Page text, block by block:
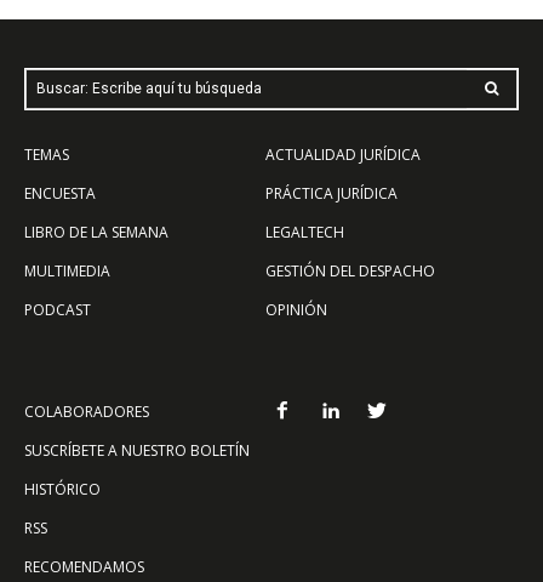
Buscar: Escribe aquí tu búsqueda
TEMAS
ENCUESTA
LIBRO DE LA SEMANA
MULTIMEDIA
PODCAST
ACTUALIDAD JURÍDICA
PRÁCTICA JURÍDICA
LEGALTECH
GESTIÓN DEL DESPACHO
OPINIÓN
COLABORADORES
SUSCRÍBETE A NUESTRO BOLETÍN
HISTÓRICO
RSS
RECOMENDAMOS